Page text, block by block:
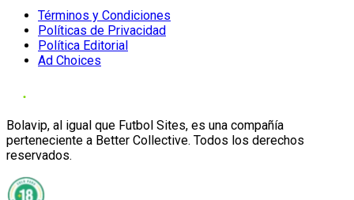
Términos y Condiciones
Políticas de Privacidad
Política Editorial
Ad Choices
Bolavip, al igual que Futbol Sites, es una compañía
perteneciente a Better Collective. Todos los derechos
reservados.